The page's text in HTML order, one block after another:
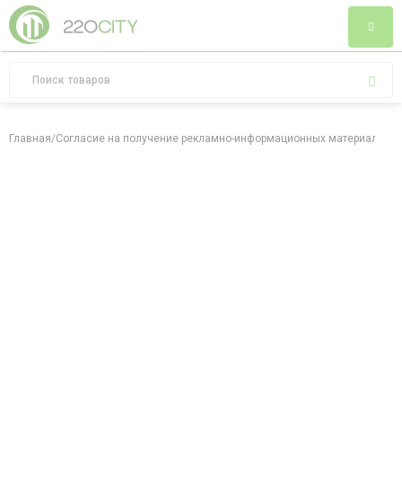
Главная/Согласие на получение рекламно-информационных материалов